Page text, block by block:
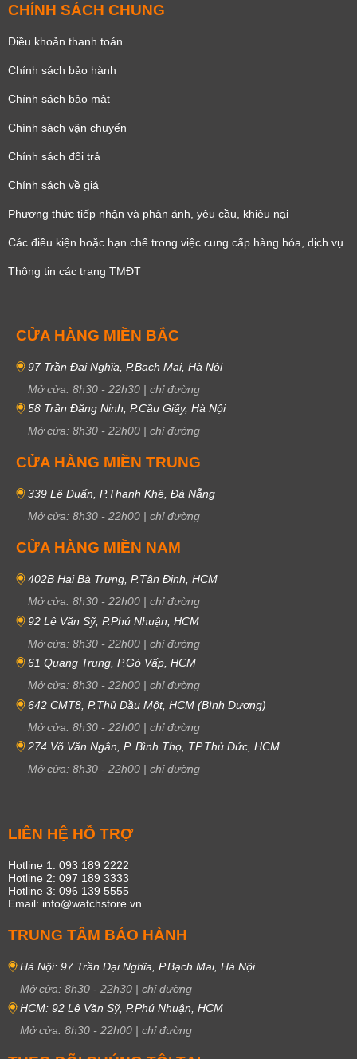
CHÍNH SÁCH CHUNG
Điều khoản thanh toán
Chính sách bảo hành
Chính sách bảo mật
Chính sách vận chuyển
Chính sách đổi trả
Chính sách về giá
Phương thức tiếp nhận và phản ánh, yêu cầu, khiêu nại
Các điều kiện hoặc hạn chế trong việc cung cấp hàng hóa, dịch vụ
Thông tin các trang TMĐT
CỬA HÀNG MIỀN BẮC
97 Trần Đại Nghĩa, P.Bạch Mai, Hà Nội
Mở cửa: 8h30 - 22h30 | chỉ đường
58 Trần Đăng Ninh, P.Cầu Giấy, Hà Nội
Mở cửa: 8h30 - 22h00 | chỉ đường
CỬA HÀNG MIỀN TRUNG
339 Lê Duẩn, P.Thanh Khê, Đà Nẵng
Mở cửa: 8h30 - 22h00 | chỉ đường
CỬA HÀNG MIỀN NAM
402B Hai Bà Trưng, P.Tân Định, HCM
Mở cửa: 8h30 - 22h00 | chỉ đường
92 Lê Văn Sỹ, P.Phú Nhuận, HCM
Mở cửa: 8h30 - 22h00 | chỉ đường
61 Quang Trung, P.Gò Vấp, HCM
Mở cửa: 8h30 - 22h00 | chỉ đường
642 CMT8, P.Thủ Dầu Một, HCM (Bình Dương)
Mở cửa: 8h30 - 22h00 | chỉ đường
274 Võ Văn Ngân, P. Bình Thọ, TP.Thủ Đức, HCM
Mở cửa: 8h30 - 22h00 | chỉ đường
LIÊN HỆ HỖ TRỢ
Hotline 1: 093 189 2222
Hotline 2: 097 189 3333
Hotline 3: 096 139 5555
Email: info@watchstore.vn
TRUNG TÂM BẢO HÀNH
Hà Nội: 97 Trần Đại Nghĩa, P.Bạch Mai, Hà Nội
Mở cửa: 8h30 - 22h30 | chỉ đường
HCM: 92 Lê Văn Sỹ, P.Phú Nhuận, HCM
Mở cửa: 8h30 - 22h00 | chỉ đường